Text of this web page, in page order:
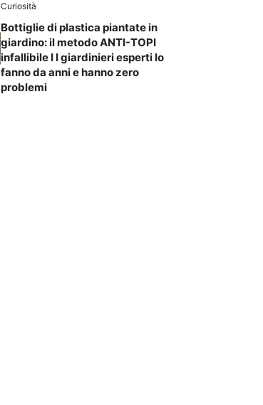
Curiosità
Bottiglie di plastica piantate in
giardino: il metodo ANTI-TOPI
infallibile I I giardinieri esperti lo
fanno da anni e hanno zero
problemi